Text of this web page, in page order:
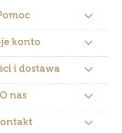
konto
i dostawa
O nas